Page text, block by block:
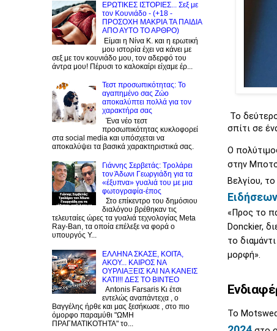
Το
σπίτι σε
Ο
στην
Βελγίου,
Ειδήσεων
«Προς το
Donckier,
το
μορφή».
Το
ΕΡΩΤΙΚΕΣ ΙΣΤΟΡΙΕΣ... Σεξ με
τον Kουνιάδο - (+18 -
ΠΡΟΣΟΧΗ ΜΑΚΡΙΑ ΤΑ ΠΑΙΔΙΑ
ΑΠΟ ΑΥΤΟ ΤΟ ΑΡΘΡΟ)
Είμαι η Νίνα Κ. και η ερωτική
μου ιστορία έχει να κάνει με
σεξ με τον κουνιάδο μου, τον αδερφό του
άντρα μου! Πέρυσι το καλοκαίρι είχαμε έρ...
Τεστ προσωπικότητας: Το
αγαπημένο σας Zώο
αποκαλύπτει πολλά για τον
χαρακτήρα σας
Ένα νέο τεστ
προσωπικότητας κυκλοφορεί
στα social media και υπόσχεται να
αποκαλύψει τα βασικά χαρακτηριστικά σας.
Γιάννης Σερβετάς: Τρολάρει
τον Άδωνι Γεωργιάδη για τα
«έξυπνα» γυαλιά του με μια
φωτογραφία-έπος
Στο επίκεντρο του δημόσιου
διαλόγου βρέθηκαν τις
τελευταίες ώρες τα γυαλιά τεχνολογίας Meta
Ray-Ban, τα οποία επέλεξε να φορά ο
υπουργός Υ...
EΛΛΗΝΑ ΣΚΑΣΕ, ΚΟΙΤΑ,
ΑΚΟΥ... ΚΑΙΡΟΣ ΝΑ
ΟΥΡΛIAΞΕΙΣ ΚΑΙ ΝΑ ΚΑΝΕΙΣ
KATI!!! ΔΕΣ TO BINTEO
Antonis Farsaris Κι έτσι
εντελώς αναπάντεχα , ο
Βαγγέλης ήρθε και μας ξεσήκωσε , στο πιο
όμορφο παραμύθι "ΩΜΗ
ΠΡΑΓΜΑΤΙΚΟΤΗΤΑ" το...